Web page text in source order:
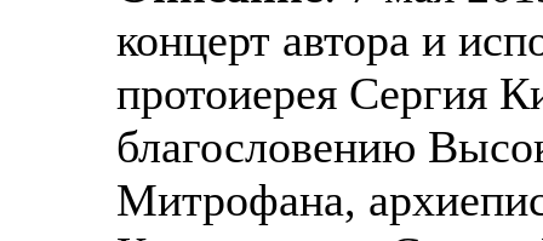
концерт автора и
протоиерея Сергия
благословению
Митрофана,